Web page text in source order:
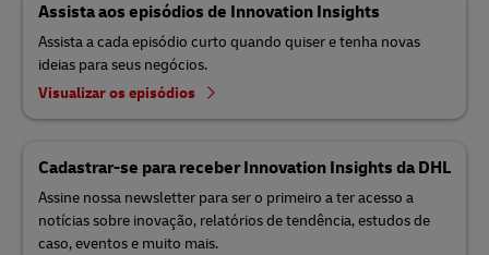
Assista aos episódios de Innovation Insights
Assista a cada episódio curto quando quiser e tenha novas
ideias para seus negócios.
Visualizar os episódios
Cadastrar-se para receber Innovation Insights da DHL
Assine nossa newsletter para ser o primeiro a ter acesso a
notícias sobre inovação, relatórios de tendência, estudos de
caso, eventos e muito mais.